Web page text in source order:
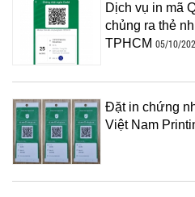
Dịch vụ in mã
chủng ra thẻ
TPHCM 05/10/
Đặt in chứng
Việt Nam